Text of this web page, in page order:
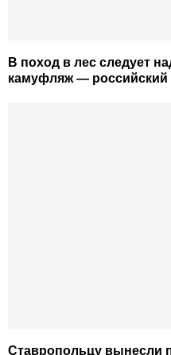
В поход в лес следует
камуфляж — российский
Ставропольцу вынесли